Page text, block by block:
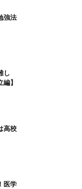
強法
し
】
高校
医学